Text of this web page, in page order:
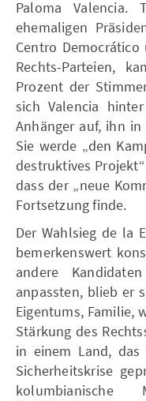
Paloma Valencia.
ehemaligen
Centro
Rechts-Parteien,
Prozent der
sich Valencia
Anhänger auf, ihn
Sie werde „den
destruktives
dass der „neue
Fortsetzung finde.
Der Wahlsieg de la
bemerkenswert
andere
anpassten, blieb er
Eigentums, Familie,
Stärkung des
in einem Land, das
Sicherheitskrise
kolumbianische